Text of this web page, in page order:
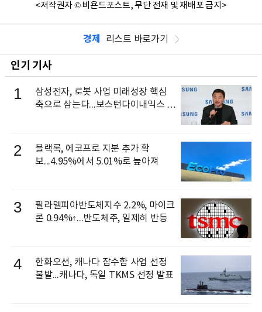
<저작권자 © 비욘드포스트, 무단 전재 및 재배포 금지>
경제 리스트 바로가기
인기 기사
1
삼성전자, 로봇 사업 미래성장 핵심
축으로 삼는다...보스턴다이내믹스 출
2
블랙록, 에코프로 지분 추가 확
보...4.95%에서 5.01%로 높아져
3
필라델피아반도체지수 2.2%, 마이크
론 0.94%↑...반도체주, 일제히 반등
4
한화오션, 캐나다 잠수함 사업 선정
불발...캐나다, 독일 TKMS 선정 발표